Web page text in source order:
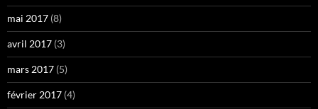
mai 2017 (8)
avril 2017 (3)
mars 2017 (5)
février 2017 (4)